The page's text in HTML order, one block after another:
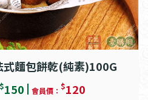
麵包餅乾(純素)100G
$150 會員價： $120